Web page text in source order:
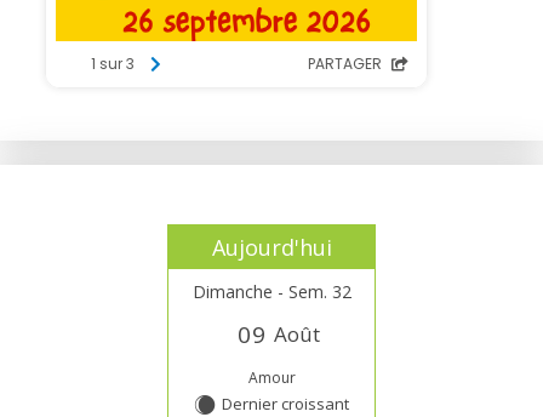
Aujourd'hui
Dimanche - Sem. 32
09 Août
Amour
X Dernier croissant